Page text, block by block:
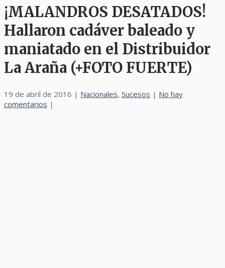
¡MALANDROS DESATADOS!
Hallaron cadáver baleado y
maniatado en el Distribuidor
La Araña (+FOTO FUERTE)
19 de abril de 2016 | Nacionales, Sucesos | No hay
comentarios |